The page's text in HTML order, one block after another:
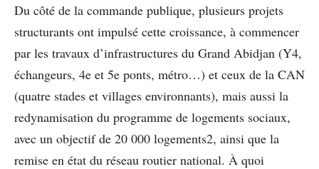
Du côté de la commande publique, plusieurs projets
structurants ont impulsé cette croissance, à commencer
par les travaux d’infrastructures du Grand Abidjan (Y4,
échangeurs, 4e et 5e ponts, métro…) et ceux de la CAN
(quatre stades et villages environnants), mais aussi la
redynamisation du programme de logements sociaux,
avec un objectif de 20 000 logements2, ainsi que la
remise en état du réseau routier national. À quoi